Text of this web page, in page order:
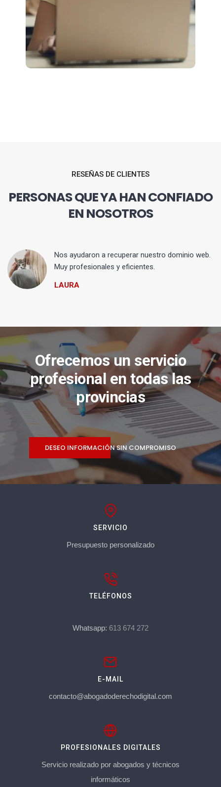
RESEÑAS DE CLIENTES
PERSONAS QUE YA HAN CONFIADO
EN NOSOTROS
Nos ayudaron a recuperar nuestro dominio web.
Muy profesionales y eficientes.
LAURA
Ofrecemos un servicio
profesional en todas las
provincias
DESEO INFORMACIÓN SIN COMPROMISO
SERVICIO
Presupuesto personalizado
TELÉFONOS
Whatsapp: 613 674 272
E-MAIL
contacto@abogadoderechodigital.com
PROFESIONALES DIGITALES
Servicio realizado por abogados y técnicos
informáticos